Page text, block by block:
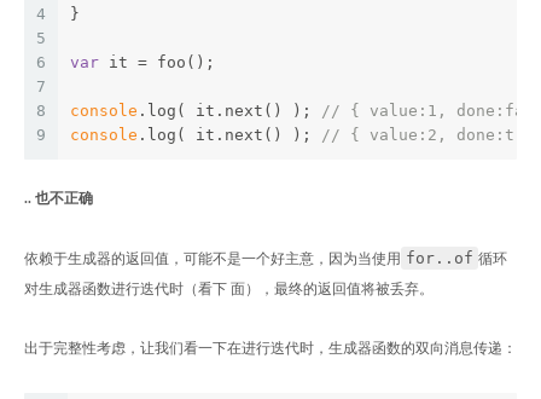
4
5
6
7
8
9
}
var it = foo();
console .log( it.next() ); // { value:1,
console .log( it.next() ); // { value:2,
.. 也不正确
依赖于生成器的返回值，可能不是一个好主意，因为当使用 for..of 循环
对生成器函数进行迭代时（看下 面），最终的返回值将被丢弃。
出于完整性考虑，让我们看一下在进行迭代时，生成器函数的双向消息传递：